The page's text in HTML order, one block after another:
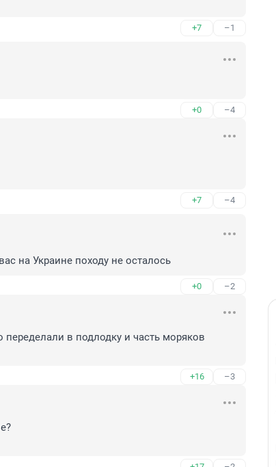
+7 –1
+0 –4
+7 –4
на Украине походу не осталось
+0 –2
переделали в подлодку и часть моряков
+16 –3